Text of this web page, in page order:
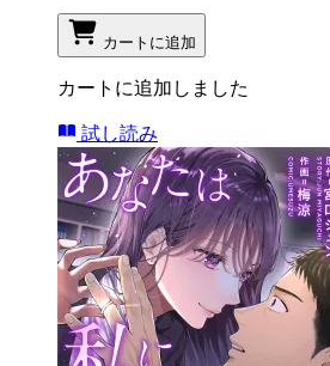
カートに追加
カートに追加しました
試し読み